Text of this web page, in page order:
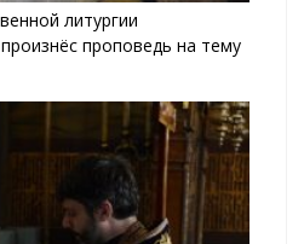
литургии
проповедь на тему